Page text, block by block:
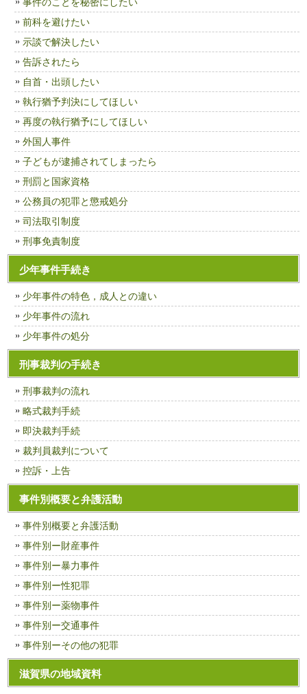
前科を避けたい
示談で解決したい
告訴されたら
自首・出頭したい
執行猶予判決にしてほしい
再度の執行猶予にしてほしい
外国人事件
子どもが逮捕されてしまったら
刑罰と国家資格
公務員の犯罪と懲戒処分
司法取引制度
刑事免責制度
少年事件手続き
少年事件の特色，成人との違い
少年事件の流れ
少年事件の処分
刑事裁判の手続き
刑事裁判の流れ
略式裁判手続
即決裁判手続
裁判員裁判について
控訴・上告
事件別概要と弁護活動
事件別概要と弁護活動
事件別ー財産事件
事件別ー暴力事件
事件別ー性犯罪
事件別ー薬物事件
事件別ー交通事件
事件別ーその他の犯罪
滋賀県の地域資料